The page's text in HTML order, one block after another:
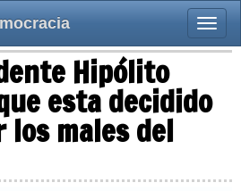
Toggle
Hipólito
esta decidido
males del